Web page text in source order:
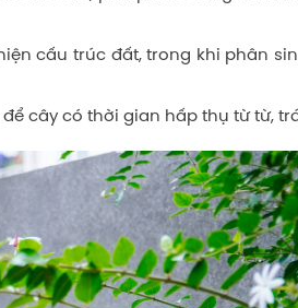
cấu trúc đất, trong khi phân
cây có thời gian hấp thụ từ từ,